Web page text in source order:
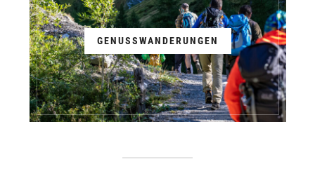
GENUSSWANDERUNGEN